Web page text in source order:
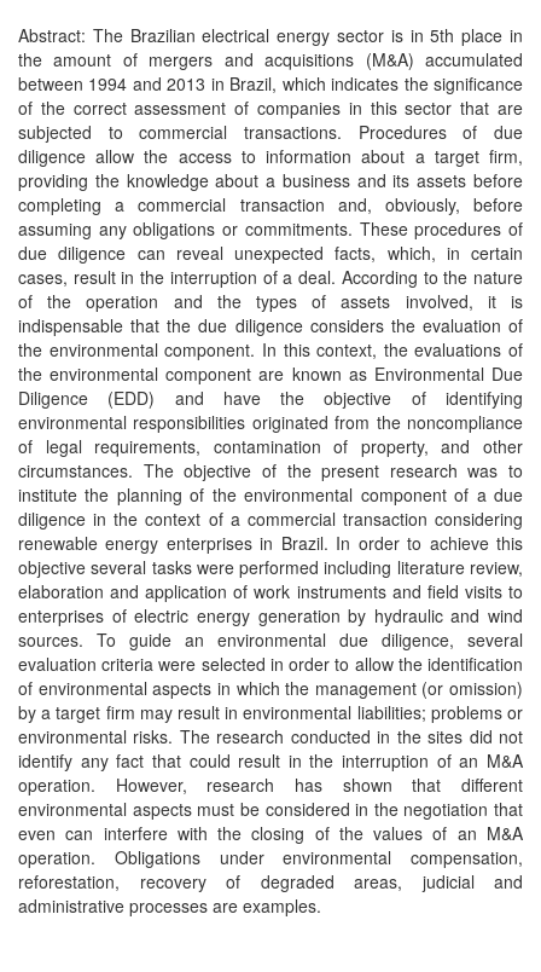
Abstract: The Brazilian electrical energy sector is in 5th place in
the amount of mergers and acquisitions (M&A) accumulated
between 1994 and 2013 in Brazil, which indicates the significance
of the correct assessment of companies in this sector that are
subjected to commercial transactions. Procedures of due
diligence allow the access to information about a target firm,
providing the knowledge about a business and its assets before
completing a commercial transaction and, obviously, before
assuming any obligations or commitments. These procedures of
due diligence can reveal unexpected facts, which, in certain
cases, result in the interruption of a deal. According to the nature
of the operation and the types of assets involved, it is
indispensable that the due diligence considers the evaluation of
the environmental component. In this context, the evaluations of
the environmental component are known as Environmental Due
Diligence (EDD) and have the objective of identifying
environmental responsibilities originated from the noncompliance
of legal requirements, contamination of property, and other
circumstances. The objective of the present research was to
institute the planning of the environmental component of a due
diligence in the context of a commercial transaction considering
renewable energy enterprises in Brazil. In order to achieve this
objective several tasks were performed including literature review,
elaboration and application of work instruments and field visits to
enterprises of electric energy generation by hydraulic and wind
sources. To guide an environmental due diligence, several
evaluation criteria were selected in order to allow the identification
of environmental aspects in which the management (or omission)
by a target firm may result in environmental liabilities; problems or
environmental risks. The research conducted in the sites did not
identify any fact that could result in the interruption of an M&A
operation. However, research has shown that different
environmental aspects must be considered in the negotiation that
even can interfere with the closing of the values of an M&A
operation. Obligations under environmental compensation,
reforestation, recovery of degraded areas, judicial and
administrative processes are examples.